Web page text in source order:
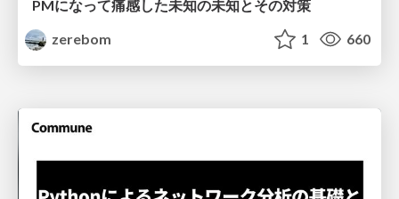
PMになって痛感した未知の未知とその対策
zerebom
1 660